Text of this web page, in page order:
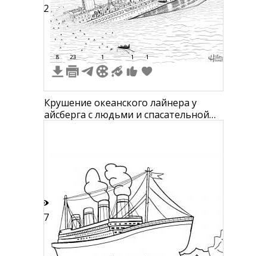
42
8 23 1 1 1
Крушение океанского лайнера у
айсберга с людьми и спасательной
17